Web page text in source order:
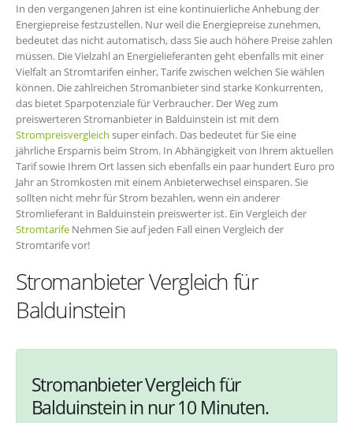
In den vergangenen Jahren ist eine kontinuierliche Anhebung der
Energiepreise festzustellen. Nur weil die Energiepreise zunehmen,
bedeutet das nicht automatisch, dass Sie auch höhere Preise zahlen
müssen. Die Vielzahl an Energielieferanten geht ebenfalls mit einer
Vielfalt an Stromtarifen einher, Tarife zwischen welchen Sie wählen
können. Die zahlreichen Stromanbieter sind starke Konkurrenten,
das bietet Sparpotenziale für Verbraucher. Der Weg zum
preiswerteren Stromanbieter in Balduinstein ist mit dem
Strompreisvergleich super einfach. Das bedeutet für Sie eine
jährliche Ersparnis beim Strom. In Abhängigkeit von Ihrem aktuellen
Tarif sowie Ihrem Ort lassen sich ebenfalls ein paar hundert Euro pro
Jahr an Stromkosten mit einem Anbieterwechsel einsparen. Sie
sollten nicht mehr für Strom bezahlen, wenn ein anderer
Stromlieferant in Balduinstein preiswerter ist. Ein Vergleich der
Stromtarife Nehmen Sie auf jeden Fall einen Vergleich der
Stromtarife vor!
Stromanbieter Vergleich für
Balduinstein
Stromanbieter Vergleich für
Balduinstein in nur 10 Minuten.